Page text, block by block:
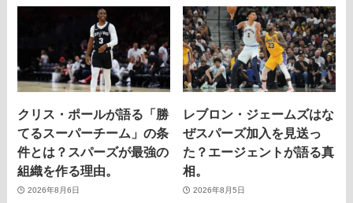
クリス・ポールが語る「勝
てるスーパーチーム」の条
件とは？スパーズが最強の
組織を作る理由。
2026年8月6日
レブロン・ジェームズはな
ぜスパーズ加入を見送っ
た？エージェントが語る真
相。
2026年8月5日